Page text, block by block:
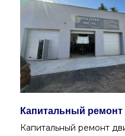
Капитальный ремонт
Капитальный ремонт